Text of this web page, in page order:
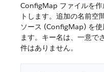
ConfigMap ファイルを作
トします。追加の名前空
ソース (ConfigMap) を使
ます。キー名は、一意で
件はありません。